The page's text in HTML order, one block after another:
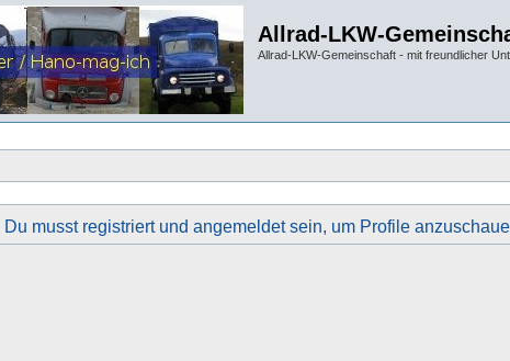
Allrad-LKW-
Allrad-LKW-Gemeinschaft - mit freundlicher
Du musst registriert und angemeldet sein, um Profile